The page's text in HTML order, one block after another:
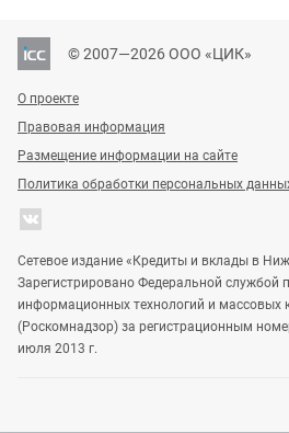
© 2007—2026 ООО «ЦИК»
О проекте
Правовая информация
Размещение информации на сайте
Политика обработки персональных
Сетевое издание «Кредиты и вклады в
Зарегистрировано Федеральной службой
информационных технологий и массовых
(Роскомнадзор) за регистрационным
июля 2013 г.